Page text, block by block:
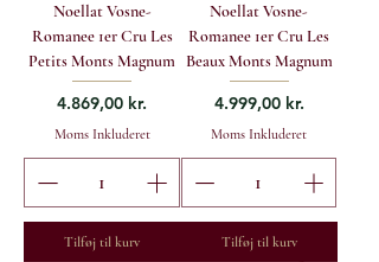
Noellat Vosne-
Romanee 1er Cru Les
Petits Monts Magnum
Pris
4.869,00 kr.
Moms Inkluderet
Tilføj til kurv
Noellat Vosne-
Romanee 1er Cru Les
Beaux Monts Magnum
Pris
4.999,00 kr.
Moms Inkluderet
Tilføj til kurv